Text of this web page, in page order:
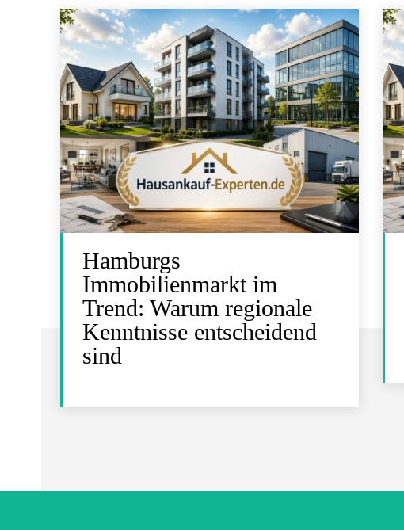
Hamburgs
Immobilienmarkt im
Trend: Warum regionale
Kenntnisse entscheidend
sind